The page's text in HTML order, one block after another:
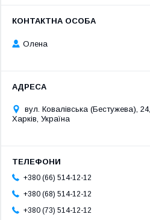
Олена
вул. Ковалівська (Бестужева), 24,
Харків, Україна
+380 (66) 514-12-12
+380 (68) 514-12-12
+380 (73) 514-12-12